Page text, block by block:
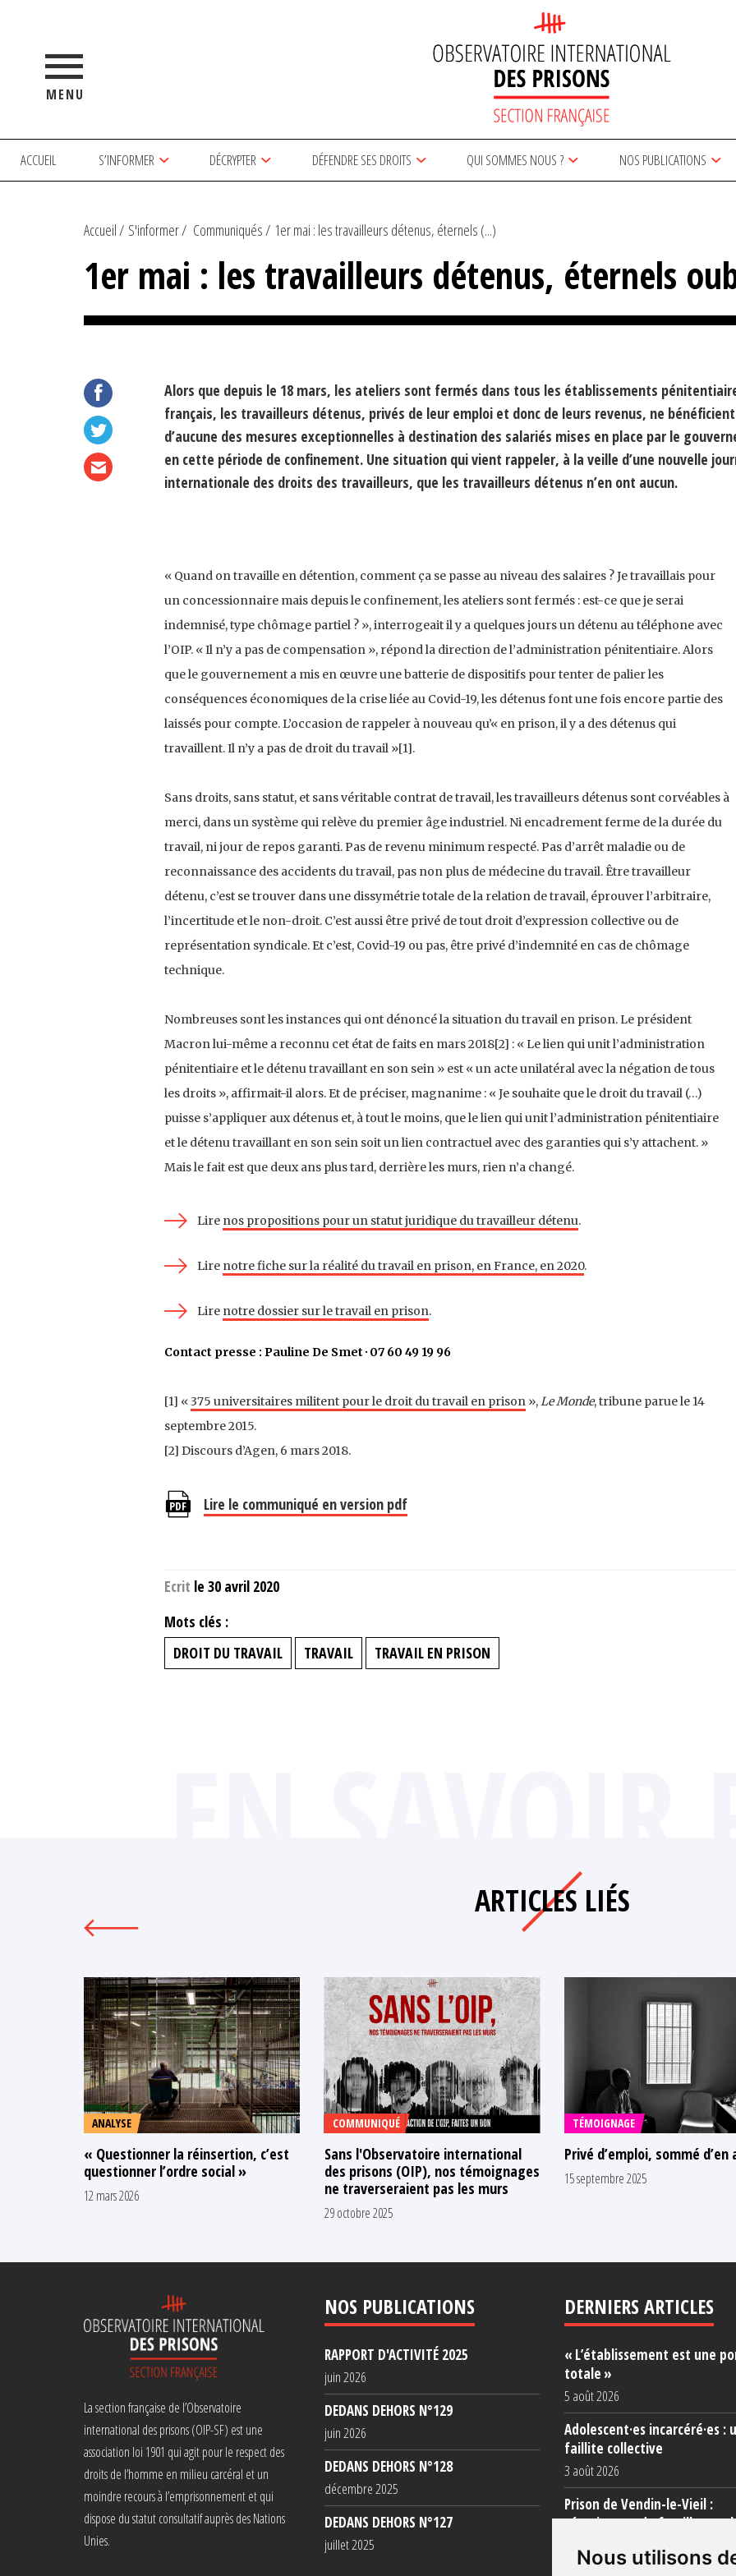
Nous utilisons
MENU
ACCUEIL S’INFORMER DÉCRYPTER DÉFENDRE SES DROITS QUI SOMMES NOUS ? NOS PUBLICATIONS
Accueil S'informer Communiqués 1er mai : les travailleurs détenus, éternels (...)
1er mai : les travailleurs détenus, éternels
Alors que depuis le 18 mars, les ateliers sont fermés dans tous les établissements
français, les travailleurs détenus, privés de leur emploi et donc de leurs revenus, ne bénéficient
d’aucune des mesures exceptionnelles à destination des salariés mises en place par le
en cette période de confinement. Une situation qui vient rappeler, à la veille d’une nouvelle
internationale des droits des travailleurs, que les travailleurs détenus n’en ont aucun.
« Quand on travaille en détention, comment ça se passe au niveau des salaires ? Je travaillais pour
un concessionnaire mais depuis le confinement, les ateliers sont fermés : est-ce que je serai
indemnisé, type chômage partiel ? », interrogeait il y a quelques jours un détenu au téléphone avec
l’OIP. « Il n’y a pas de compensation », répond la direction de l’administration pénitentiaire. Alors
que le gouvernement a mis en œuvre une batterie de dispositifs pour tenter de palier les
conséquences économiques de la crise liée au Covid-19, les détenus font une fois encore partie des
laissés pour compte. L’occasion de rappeler à nouveau qu’« en prison, il y a des détenus qui
travaillent. Il n’y a pas de droit du travail »[1].
Sans droits, sans statut, et sans véritable contrat de travail, les travailleurs détenus sont corvéables à
merci, dans un système qui relève du premier âge industriel. Ni encadrement ferme de la durée du
travail, ni jour de repos garanti. Pas de revenu minimum respecté. Pas d’arrêt maladie ou de
reconnaissance des accidents du travail, pas non plus de médecine du travail. Être travailleur
détenu, c’est se trouver dans une dissymétrie totale de la relation de travail, éprouver l’arbitraire,
l’incertitude et le non-droit. C’est aussi être privé de tout droit d’expression collective ou de
représentation syndicale. Et c’est, Covid-19 ou pas, être privé d’indemnité en cas de chômage
technique.
Nombreuses sont les instances qui ont dénoncé la situation du travail en prison. Le président
Macron lui-même a reconnu cet état de faits en mars 2018[2] : « Le lien qui unit l’administration
pénitentiaire et le détenu travaillant en son sein » est « un acte unilatéral avec la négation de tous
les droits », affirmait-il alors. Et de préciser, magnanime : « Je souhaite que le droit du travail (…)
puisse s’appliquer aux détenus et, à tout le moins, que le lien qui unit l’administration pénitentiaire
et le détenu travaillant en son sein soit un lien contractuel avec des garanties qui s’y attachent. »
Mais le fait est que deux ans plus tard, derrière les murs, rien n’a changé.
Lire nos propositions pour un statut juridique du travailleur détenu.
Lire notre fiche sur la réalité du travail en prison, en France, en 2020.
Lire notre dossier sur le travail en prison.
Contact presse : Pauline De Smet · 07 60 49 19 96
[1] «375 universitaires militent pour le droit du travail en prison », Le Monde, tribune parue le 14
septembre 2015.
[2] Discours d’Agen, 6 mars 2018.
Lire le communiqué en version pdf
Ecrit le 30 avril 2020
Mots clés :
DROIT DU TRAVAIL
TRAVAIL TRAVAIL EN PRISON
ARTICLES LIÉS
ANALYSE
« Questionner la réinsertion, c’est
questionner l’ordre social »
12 mars 2026
COMMUNIQUÉ
Sans l'Observatoire international
des prisons (OIP), nos témoignages
ne traverseraient pas les murs
29 octobre 2025
TÉMOIGNAGE
Privé d’emploi, sommé d’en
15 septembre 2025
La section française de l’Observatoire
international des prisons (OIP-SF) est une
association loi 1901 qui agit pour le respect des
droits de l’homme en milieu carcéral et un
moindre recours à l’emprisonnement et qui
dispose du statut consultatif auprès des Nations
Unies.
NOS PUBLICATIONS
RAPPORT D'ACTIVITÉ 2025
juin 2026
DEDANS DEHORS N°129
juin 2026
DEDANS DEHORS N°128
décembre 2025
DEDANS DEHORS N°127
juillet 2025
DERNIERS ARTICLES
« L’établissement est une
totale »
5 août 2026
Adolescent·es incarcéré·es :
faillite collective
3 août 2026
Prison de Vendin-le-Vieil :
témoignage de familles sur
31 juillet 2026